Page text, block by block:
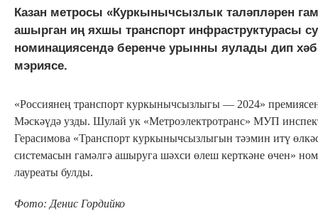
Казан метросы «Куркынычсызлык таләпләрен
ашырган иң яхшы транспорт инфраструктурасы
номинациясендә беренче урынны яулады дип
мэриясе.
«Россиянең транспорт куркынычсызлыгы — 2024»
Мәскәүдә узды. Шулай ук «Метроэлектротранс» МУП
Герасимова «Транспорт куркынычсызлыгын тәэмин итү
системасын гамәлгә ашыруга шәхси өлеш керткәне өчен»
лауреаты булды.
Фото: Денис Гордийко